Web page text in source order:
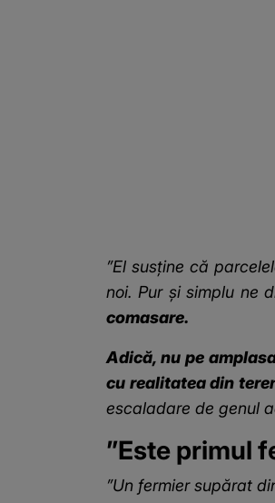
”El susține că
noi. Pur și simplu ne
comasare.
Adică, nu pe
cu realitatea din
escaladare de genul
”Este primul
”Un fermier supărat